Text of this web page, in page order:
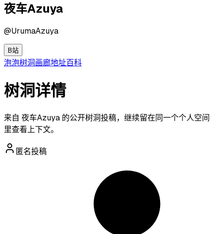
夜车Azuya
@UrumaAzuya
B站
泡泡树洞画廊地址百科
树洞详情
来自 夜车Azuya 的公开树洞投稿，继续留在同一个个人空间
里查看上下文。
匿名投稿